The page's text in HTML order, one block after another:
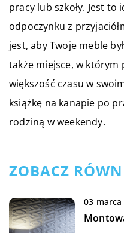
pracy lub szkoły. Jest to
odpoczynku z
jest, aby Twoje meble
także miejsce, w
większość czasu w
książkę na kanapie po
rodziną w weekendy.
ZOBACZ
03 marca